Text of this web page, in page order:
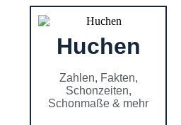
Huchen
Zahlen, Fakten,
Schonzeiten,
Schonmaße & mehr